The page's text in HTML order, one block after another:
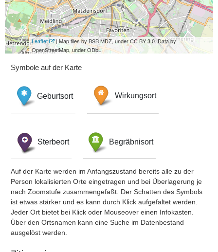
Leaflet
| Map tiles by BSB MDZ, under CC BY 3.0. Data by
OpenStreetMap, under ODbL.
Symbole auf der Karte
Geburtsort Wirkungsort
Sterbeort Begräbnisort
Auf der Karte werden im Anfangszustand bereits alle zu der
Person lokalisierten Orte eingetragen und bei Überlagerung je
nach Zoomstufe zusammengefaßt. Der Schatten des Symbols
ist etwas stärker und es kann durch Klick aufgefaltet werden.
Jeder Ort bietet bei Klick oder Mouseover einen Infokasten.
Über den Ortsnamen kann eine Suche im Datenbestand
ausgelöst werden.